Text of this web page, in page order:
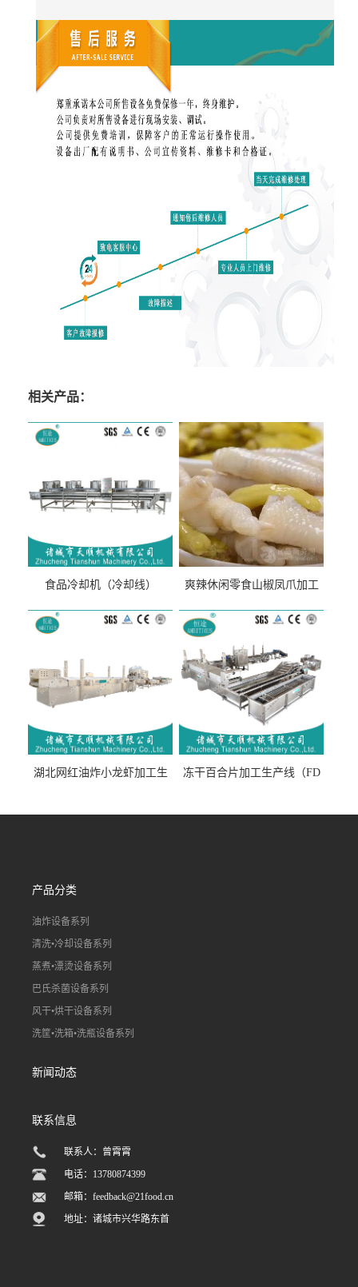
相关产品：
食品冷却机（冷却线）
爽辣休闲零食山椒凤爪加工
流水线）
湖北网红油炸小龙虾加工生
线）
冻干百合片加工生产线（FD
线）
产品分类
油炸设备系列
清洗•冷却设备系列
蒸煮•漂烫设备系列
巴氏杀菌设备系列
风干•烘干设备系列
洗筐•洗箱•洗瓶设备系列
新闻动态
联系信息
联系人：曾霄霄
电话：13780874399
邮箱：feedback@21food.cn
地址：诸城市兴华路东首